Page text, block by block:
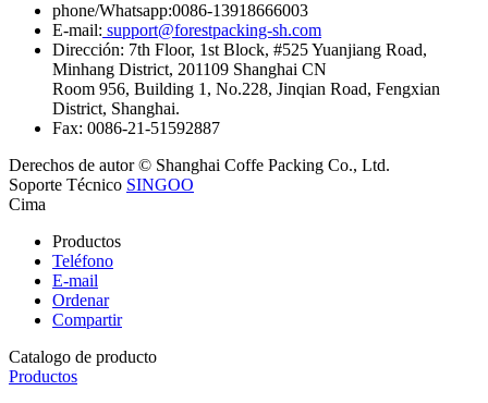
phone/Whatsapp:0086-13918666003
E-mail: support@forestpacking-sh.com
Dirección: 7th Floor, 1st Block, #525 Yuanjiang Road,
Minhang District, 201109 Shanghai CN
Room 956, Building 1, No.228, Jinqian Road, Fengxian
District, Shanghai.
Fax: 0086-21-51592887
Derechos de autor © Shanghai Coffe Packing Co., Ltd.
Soporte Técnico SINGOO
Cima
Productos
Teléfono
E-mail
Ordenar
Compartir
Catalogo de producto
Productos